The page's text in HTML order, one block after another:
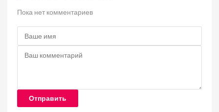
Пока нет комментариев
Отправить